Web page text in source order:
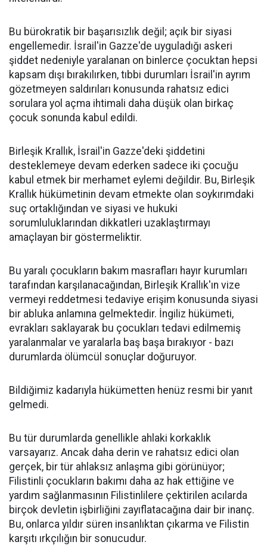
Bu bürokratik bir başarısızlık değil; açık bir siyasi
engellemedir. İsrail'in Gazze'de uyguladığı askeri
şiddet nedeniyle yaralanan on binlerce çocuktan hepsi
kapsam dışı bırakılırken, tıbbi durumları İsrail'in ayrım
gözetmeyen saldırıları konusunda rahatsız edici
sorulara yol açma ihtimali daha düşük olan birkaç
çocuk sonunda kabul edildi.
Birleşik Krallık, İsrail'in Gazze'deki şiddetini
desteklemeye devam ederken sadece iki çocuğu
kabul etmek bir merhamet eylemi değildir. Bu, Birleşik
Krallık hükümetinin devam etmekte olan soykırımdaki
suç ortaklığından ve siyasi ve hukuki
sorumluluklarından dikkatleri uzaklaştırmayı
amaçlayan bir göstermeliktir.
Bu yaralı çocukların bakım masrafları hayır kurumları
tarafından karşılanacağından, Birleşik Krallık'ın vize
vermeyi reddetmesi tedaviye erişim konusunda siyasi
bir abluka anlamına gelmektedir. İngiliz hükümeti,
evrakları saklayarak bu çocukları tedavi edilmemiş
yaralanmalar ve yaralarla baş başa bırakıyor - bazı
durumlarda ölümcül sonuçlar doğuruyor.
Bildiğimiz kadarıyla hükümetten henüz resmi bir yanıt
gelmedi.
Bu tür durumlarda genellikle ahlaki korkaklık
varsayarız. Ancak daha derin ve rahatsız edici olan
gerçek, bir tür ahlaksız anlaşma gibi görünüyor;
Filistinli çocukların bakımı daha az hak ettiğine ve
yardım sağlanmasının Filistinlilere çektirilen acılarda
birçok devletin işbirliğini zayıflatacağına dair bir inanç.
Bu, onlarca yıldır süren insanlıktan çıkarma ve Filistin
karşıtı ırkçılığın bir sonucudur.